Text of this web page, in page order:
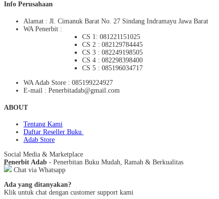
Info Perusahaan
Alamat : Jl. Cimanuk Barat No. 27 Sindang Indramayu Jawa Barat
WA Penerbit :
CS 1: 081221151025
CS 2 : 082129784445
CS 3 : 082249198505
CS 4 : 082298398400
CS 5 : 085196034717
WA Adab Store : 085199224927
E-mail : Penerbitadab@gmail.com
ABOUT
Tentang Kami
Daftar Reseller Buku
Adab Store
Social Media & Marketplace
Penerbit Adab - Penerbitan Buku Mudah, Ramah & Berkualitas
Chat via Whatsapp
Ada yang ditanyakan?
Klik untuk chat dengan customer support kami